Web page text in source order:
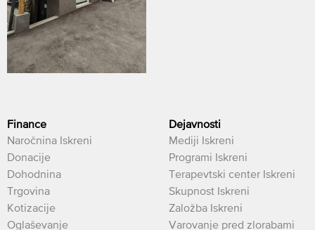
Finance
Naročnina Iskreni
Donacije
Dohodnina
Trgovina
Kotizacije
Oglaševanje
Dejavnosti
Mediji Iskreni
Programi Iskreni
Terapevtski center Iskreni
Skupnost Iskreni
Založba Iskreni
Varovanje pred zlorabami